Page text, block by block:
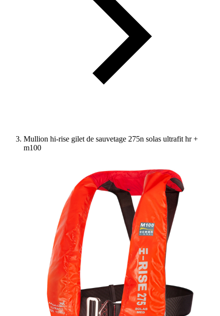
Mullion hi-rise gilet de sauvetage 275n solas ultrafit hr +
m100